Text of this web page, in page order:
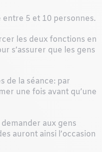
5 et 10 personnes.
les deux fonctions en
s’assurer que les gens
de la séance: par
une fois avant qu’une
aux gens
auront ainsi l’occasion